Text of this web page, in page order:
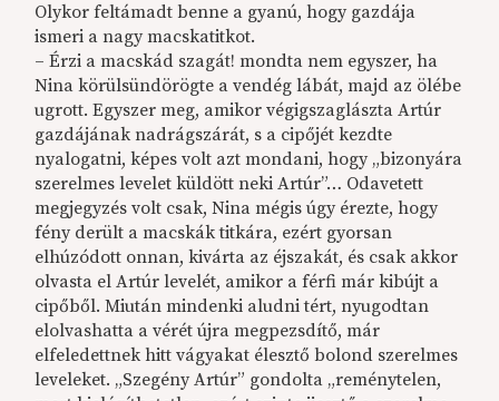
Olykor feltámadt benne a gyanú, hogy gazdája
ismeri a nagy macskatitkot.
– Érzi a macskád szagát! mondta nem egyszer, ha
Nina körülsündörögte a vendég lábát, majd az ölébe
ugrott. Egyszer meg, amikor végigszaglászta Artúr
gazdájának nadrágszárát, s a cipőjét kezdte
nyalogatni, képes volt azt mondani, hogy „bizonyára
szerelmes levelet küldött neki Artúr”… Odavetett
megjegyzés volt csak, Nina mégis úgy érezte, hogy
fény derült a macskák titkára, ezért gyorsan
elhúzódott onnan, kivárta az éjszakát, és csak akkor
olvasta el Artúr levelét, amikor a férfi már kibújt a
cipőből. Miután mindenki aludni tért, nyugodtan
elolvashatta a vérét újra megpezsdítő, már
elfeledettnek hitt vágyakat élesztő bolond szerelmes
leveleket. „Szegény Artúr” gondolta „reménytelen,